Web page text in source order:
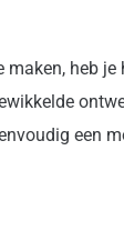
heb
een